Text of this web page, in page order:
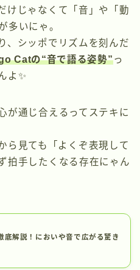
けじゃなくて「音」や「動
多いにゃ。
、シッポでリズムを刻んだ
Catの“音で語る姿勢”っ
よ✨
が通じ合えるってステキに
ら見ても「よくぞ表現して
拍手したくなる存在にゃん
底解説！においや音で広がる驚き